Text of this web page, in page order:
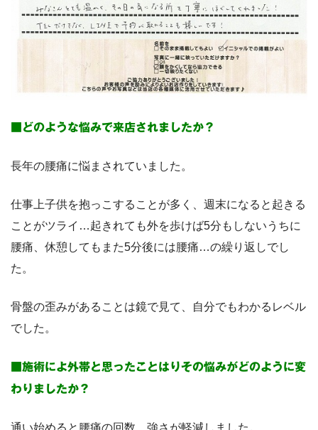
■どのような悩みで来店されましたか？
長年の腰痛に悩まされていました。
仕事上子供を抱っこすることが多く、週末になると起きる
ことがツライ…起きれても外を歩けば5分もしないうちに
腰痛、休憩してもまた5分後には腰痛…の繰り返しでし
た。
骨盤の歪みがあることは鏡で見て、自分でもわかるレベル
でした。
■施術によ外帯と思ったことはりその悩みがどのように変
わりましたか？
通い始めると腰痛の回数、強さが軽減しました。